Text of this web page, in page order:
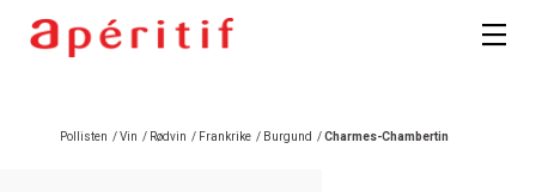
Pollisten /Vin / Rødvin / Frankrike / Burgund /Charmes-Chambertin